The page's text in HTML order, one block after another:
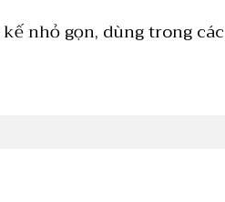
nhỏ gọn, dùng trong